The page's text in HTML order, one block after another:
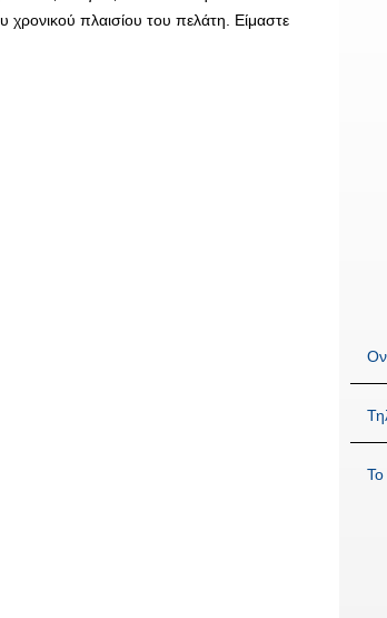
χρονικού πλαισίου του πελάτη. Είμαστε